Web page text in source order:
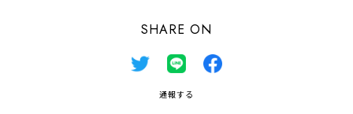
SHARE ON
通報する